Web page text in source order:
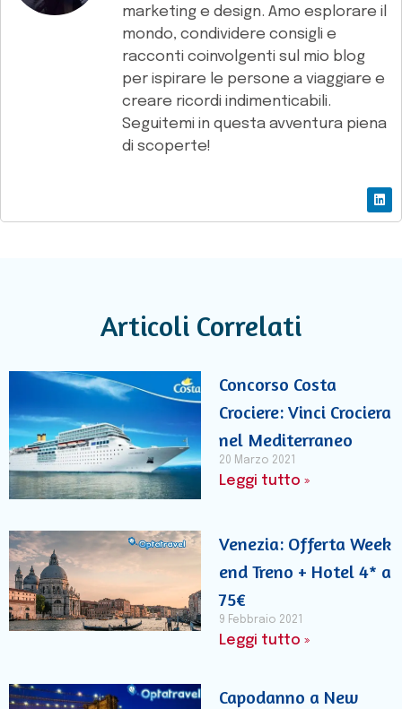
marketing e design. Amo esplorare il
mondo, condividere consigli e
racconti coinvolgenti sul mio blog
per ispirare le persone a viaggiare e
creare ricordi indimenticabili.
Seguitemi in questa avventura piena
di scoperte!
Articoli Correlati
Concorso Costa
Crociere: Vinci Crociera
nel Mediterraneo
20 Marzo 2021
Leggi tutto »
Venezia: Offerta Week
end Treno + Hotel 4* a
75€
9 Febbraio 2021
Leggi tutto »
Capodanno a New